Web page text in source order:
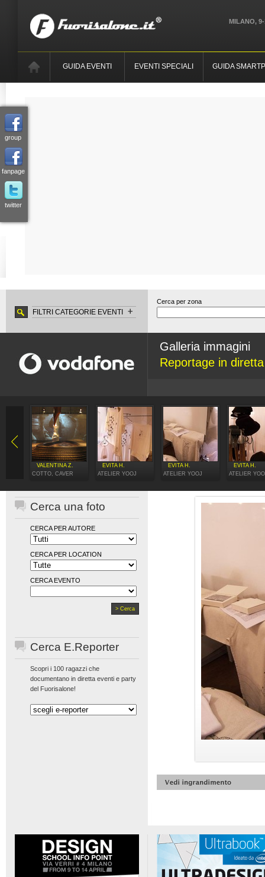
MILANO,
group
fanpage
twitter
GUIDA EVENTI EVENTI SPECIALI GUIDA
FILTRI CATEGORIE EVENTI
Cerca per zona
Galleria immagini
Reportage in
VALENTINA Z.
COTTO, CAVER
EVITA H.
ATELIER YOOJ
EVITA H.
ATELIER YOOJ
EVITA H.
ATELIER
Cerca una foto
CERCA PER AUTORE
CERCA PER LOCATION
CERCA EVENTO
Cerca E.Reporter
Scopri i 100 ragazzi che
documentano in diretta eventi e party
del Fuorisalone!